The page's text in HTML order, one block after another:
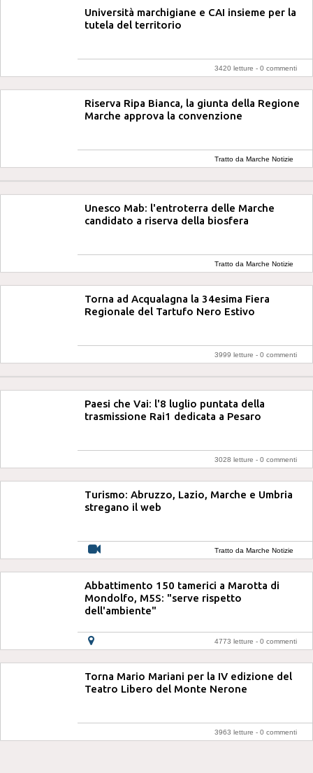
Università marchigiane e CAI insieme per la
tutela del territorio
3420 letture - 0 commenti
Riserva Ripa Bianca, la giunta della Regione
Marche approva la convenzione
Tratto da Marche Notizie
Unesco Mab: l'entroterra delle Marche
candidato a riserva della biosfera
Tratto da Marche Notizie
Torna ad Acqualagna la 34esima Fiera
Regionale del Tartufo Nero Estivo
3999 letture - 0 commenti
Paesi che Vai: l'8 luglio puntata della
trasmissione Rai1 dedicata a Pesaro
3028 letture - 0 commenti
Turismo: Abruzzo, Lazio, Marche e Umbria
stregano il web
Tratto da Marche Notizie
Abbattimento 150 tamerici a Marotta di
Mondolfo, M5S: "serve rispetto
dell'ambiente"
4773 letture - 0 commenti
Torna Mario Mariani per la IV edizione del
Teatro Libero del Monte Nerone
3963 letture - 0 commenti